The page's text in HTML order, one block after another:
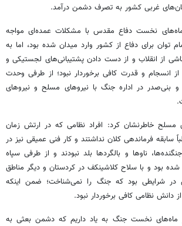
غربی کشور به تصرف دشمن درآمد.
نخست دفاع مقدس با مشکلات عمده‌ای مواجه
توان برای دفاع از کشور وارد میدان شده بود، اما به
از انقلاب و از دست دادن پشتیبانی‌های لجستیکی و
انسجام و قدرت کافی برخوردار نبود؛ از طرفی وحدت
بنی‌صدر در اداره جنگ با نیروهای مسلح و نیروهای
مسلح خاطرنشان کرد: افراد نظامی که در ارتش زمان
سابقه فرماندهی کلان نداشتند و کار فنی عمیقی نیز در
ناوها و بالگردها بلد نبودند و از طرفی سپاه
شده بود و با سلاح کلاشینکف در کردستان و دیگر مناطق
در شرایطی بود که جنگ را نمی‌شناخت؛ ضمن اینکه
دانش نظامی کافی برخوردار نبود.
ماه‌های نخست جنگ به یاد داریم که دشمن بعثیبه